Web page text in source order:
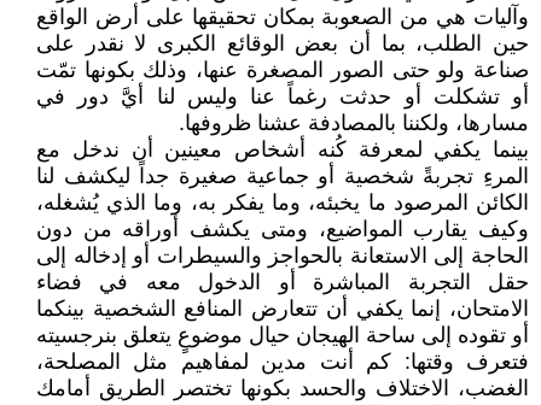
وآليات هي من الصعوبة بمكان تحقيقها على أرض الواقع
حين الطلب، بما أن بعض الوقائع الكبرى لا نقدر على
صناعة ولو حتى الصور المصغرة عنها، وذلك بكونها تمّت
أو تشكلت أو حدثت رغماً عنا وليس لنا أيَّ دور في
مسارها، ولكننا بالمصادفة عشنا ظروفها.
بينما يكفي لمعرفة كُنه أشخاص معينين أن ندخل مع
المرءِ تجربةً شخصية أو جماعية صغيرة جداً ليكشف لنا
الكائن المرصود ما يخبئه، وما يفكر به، وما الذي يُشغله،
وكيف يقارب المواضيع، ومتى يكشف أوراقه من دون
الحاجة إلى الاستعانة بالحواجز والسيطرات أو إدخاله إلى
حقل التجربة المباشرة أو الدخول معه في فضاء
الامتحان، إنما يكفي أن تتعارض المنافع الشخصية بينكما
أو تقوده إلى ساحة الهيجان حيال موضوعٍ يتعلق بنرجسيته
فتعرف وقتها: كم أنت مدين لمفاهيم مثل المصلحة،
الغضب، الاختلاف والحسد بكونها تختصر الطريق أمامك